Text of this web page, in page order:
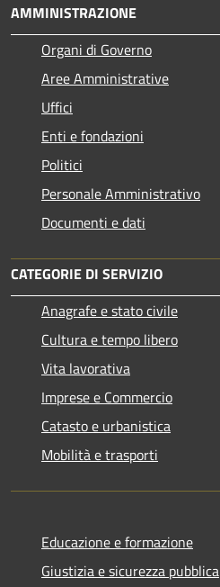
AMMINISTRAZIONE
Organi di Governo
Aree Amministrative
Uffici
Enti e fondazioni
Politici
Personale Amministrativo
Documenti e dati
CATEGORIE DI SERVIZIO
Anagrafe e stato civile
Cultura e tempo libero
Vita lavorativa
Imprese e Commercio
Catasto e urbanistica
Mobilità e trasporti
Educazione e formazione
Giustizia e sicurezza pubblica